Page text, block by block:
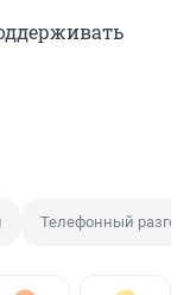
Телефонный